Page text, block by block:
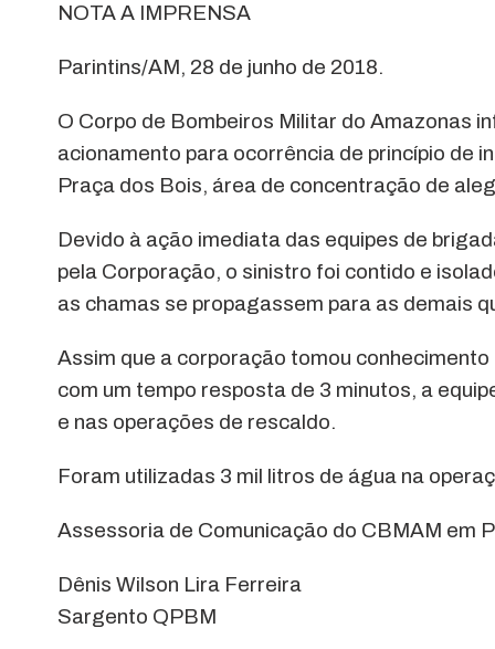
NOTA A IMPRENSA
Parintins/AM, 28 de junho de 2018.
O Corpo de Bombeiros Militar do Amazonas
acionamento para ocorrência de princípio de
Praça dos Bois, área de concentração de
Devido à ação imediata das equipes de
pela Corporação, o sinistro foi contido e
as chamas se propagassem para as demais
Assim que a corporação tomou
com um tempo resposta de 3 minutos, a
e nas operações de rescaldo.
Foram utilizadas 3 mil litros de água na
Assessoria de Comunicação do CBMAM em
Dênis Wilson Lira Ferreira
Sargento QPBM